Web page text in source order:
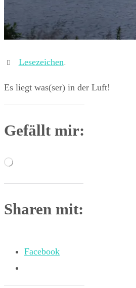
Lesezeichen.
Es liegt was(ser) in der Luft!
Gefällt mir:
Wird
Sharen mit:
Facebook